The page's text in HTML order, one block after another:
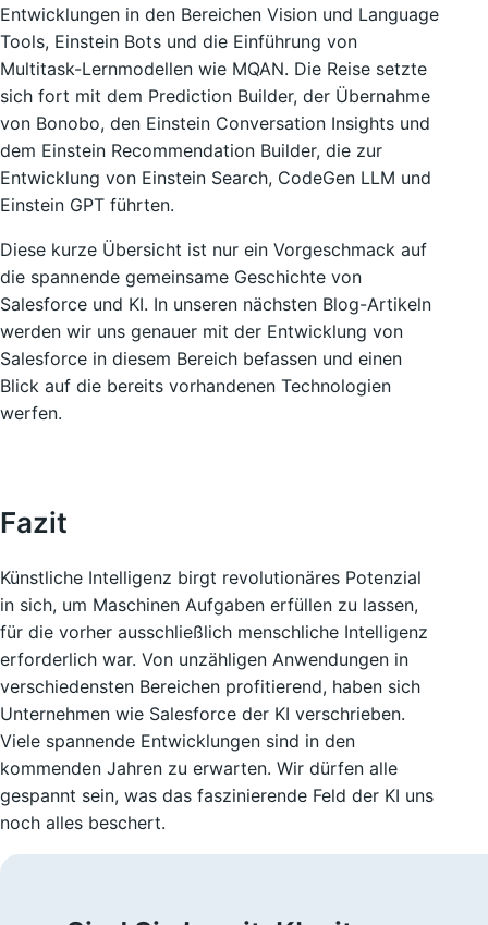
Entwicklungen in den Bereichen Vision und Language
Tools, Einstein Bots und die Einführung von
Multitask-Lernmodellen wie MQAN. Die Reise setzte
sich fort mit dem Prediction Builder, der Übernahme
von Bonobo, den Einstein Conversation Insights und
dem Einstein Recommendation Builder, die zur
Entwicklung von Einstein Search, CodeGen LLM und
Einstein GPT führten.
Diese kurze Übersicht ist nur ein Vorgeschmack auf
die spannende gemeinsame Geschichte von
Salesforce und KI. In unseren nächsten Blog-Artikeln
werden wir uns genauer mit der Entwicklung von
Salesforce in diesem Bereich befassen und einen
Blick auf die bereits vorhandenen Technologien
werfen.
Fazit
Künstliche Intelligenz birgt revolutionäres Potenzial
in sich, um Maschinen Aufgaben erfüllen zu lassen,
für die vorher ausschließlich menschliche Intelligenz
erforderlich war. Von unzähligen Anwendungen in
verschiedensten Bereichen profitierend, haben sich
Unternehmen wie Salesforce der KI verschrieben.
Viele spannende Entwicklungen sind in den
kommenden Jahren zu erwarten. Wir dürfen alle
gespannt sein, was das faszinierende Feld der KI uns
noch alles beschert.